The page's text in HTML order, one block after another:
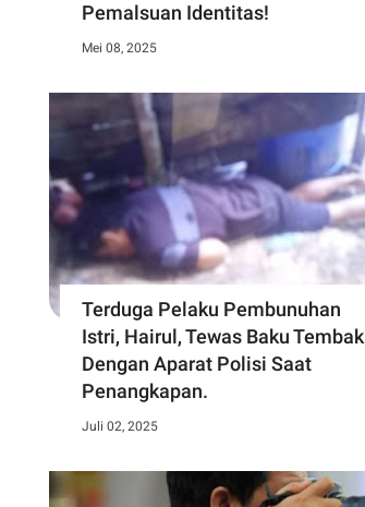
Pemalsuan Identitas!
Mei 08, 2025
Terduga Pelaku Pembunuhan
Istri, Hairul, Tewas Baku Tembak
Dengan Aparat Polisi Saat
Penangkapan.
Juli 02, 2025